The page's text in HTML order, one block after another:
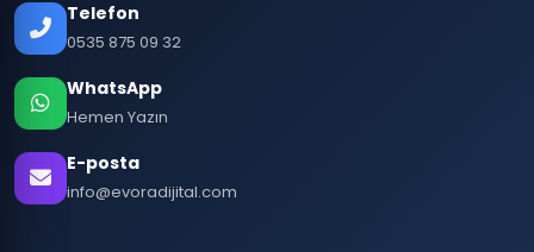
Telefon
0535 875 09 32
WhatsApp
Hemen Yazın
E-posta
info@evoradijital.com